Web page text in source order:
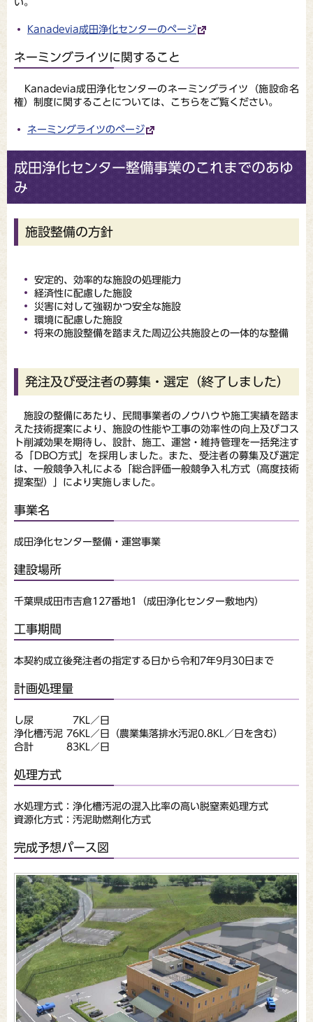
い。
Kanadevia成田浄化センターのページ
ネーミングライツに関すること
Kanadevia成田浄化センターのネーミングライツ（施設命名
権）制度に関することについては、こちらをご覧ください。
ネーミングライツのページ
成田浄化センター整備事業のこれまでのあゆ
み
施設整備の方針
安定的、効率的な施設の処理能力
経済性に配慮した施設
災害に対して強靭かつ安全な施設
環境に配慮した施設
将来の施設整備を踏まえた周辺公共施設との一体的な整備
発注及び受注者の募集・選定（終了しました）
施設の整備にあたり、民間事業者のノウハウや施工実績を踏ま
えた技術提案により、施設の性能や工事の効率性の向上及びコス
ト削減効果を期待し、設計、施工、運営・維持管理を一括発注す
る「DBO方式」を採用しました。また、受注者の募集及び選定
は、一般競争入札による「総合評価一般競争入札方式（高度技術
提案型）」により実施しました。
事業名
成田浄化センター整備・運営事業
建設場所
千葉県成田市吉倉127番地1（成田浄化センター敷地内）
工事期間
本契約成立後発注者の指定する日から令和7年9月30日まで
計画処理量
し尿 7KL／日
浄化槽汚泥 76KL／日（農業集落排水汚泥0.8KL／日を含む）
合計 83KL／日
処理方式
水処理方式：浄化槽汚泥の混入比率の高い脱窒素処理方式
資源化方式：汚泥助燃剤化方式
完成予想パース図